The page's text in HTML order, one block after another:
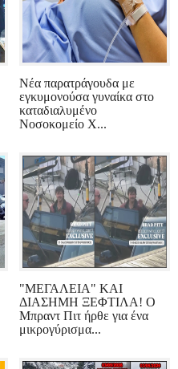
Νέα παρατράγουδα με
εγκυμονούσα γυναίκα στο
καταδιαλυμένο
Νοσοκομείο Χ...
"ΜΕΓΑΛΕΙΑ" ΚΑΙ
ΔΙΑΣΗΜΗ ΞΕΦΤΙΛΑ! Ο
Μπραντ Πιτ ήρθε για ένα
μικρογύρισμα...